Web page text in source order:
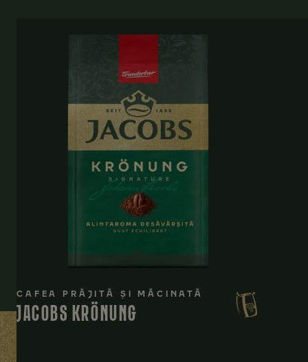
CAFEA PRĂJITĂ ȘI MĂCINATĂ
JACOBS KRÖNUNG